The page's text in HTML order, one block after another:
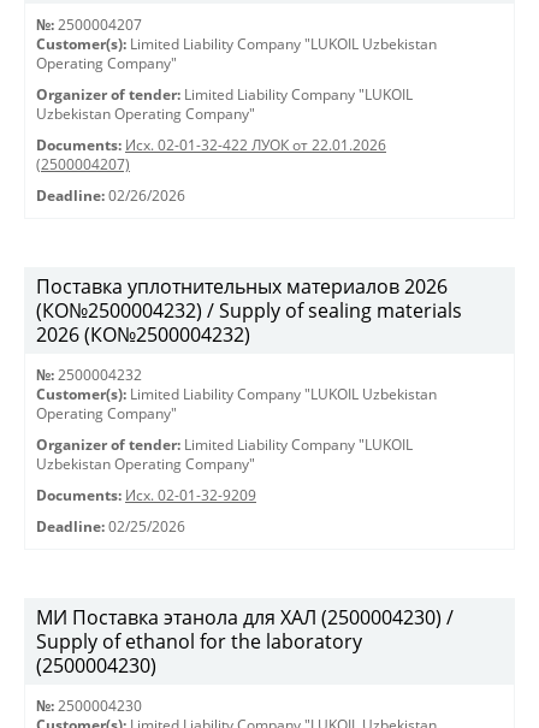
№: 2500004207
Customer(s): Limited Liability Company "LUKOIL Uzbekistan
Operating Company"
Organizer of tender: Limited Liability Company "LUKOIL
Uzbekistan Operating Company"
Documents: Исх. 02-01-32-422 ЛУОК от 22.01.2026
(2500004207)
Deadline: 02/26/2026
Поставка уплотнительных материалов 2026
(КО№2500004232) / Supply of sealing materials
2026 (КО№2500004232)
№: 2500004232
Customer(s): Limited Liability Company "LUKOIL Uzbekistan
Operating Company"
Organizer of tender: Limited Liability Company "LUKOIL
Uzbekistan Operating Company"
Documents: Исх. 02-01-32-9209
Deadline: 02/25/2026
МИ Поставка этанола для ХАЛ (2500004230) /
Supply of ethanol for the laboratory
(2500004230)
№: 2500004230